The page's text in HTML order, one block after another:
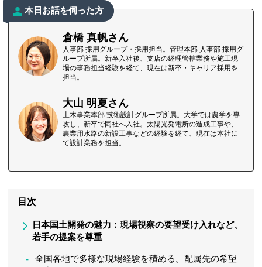
本日お話を伺った方
倉橋 真帆さん
人事部 採用グループ・採用担当。管理本部 人事部 採用グ
ループ所属。新卒入社後、支店の経理管轄業務や施工現
場の事務担当経験を経て、現在は新卒・キャリア採用を
担当。
大山 明夏さん
土木事業本部 技術設計グループ所属。大学では農学を専
攻し、新卒で同社へ入社。太陽光発電所の造成工事や、
農業用水路の新設工事などの経験を経て、現在は本社に
て設計業務を担当。
目次
日本国土開発の魅力：現場視察の要望受け入れなど、
若手の提案を尊重
全国各地で多様な現場経験を積める。配属先の希望